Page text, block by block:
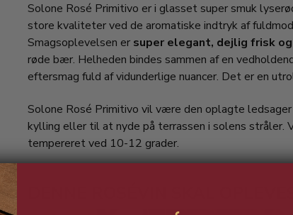
Solone Rosé Primitivo er i glasset super smuk
store kvaliteter ved de aromatiske indtryk af
Smagsoplevelsen er super elegant, dejlig frisk
røde bær. Helheden bindes sammen af en
eftersmag fuld af vidunderlige nuancer. Det er en
Solone Rosé Primitivo vil være den oplagte
kylling eller til at nyde på terrassen i solens stråler.
tempereret ved 10-12 grader.
DENNE ROSÉVIN SKAL